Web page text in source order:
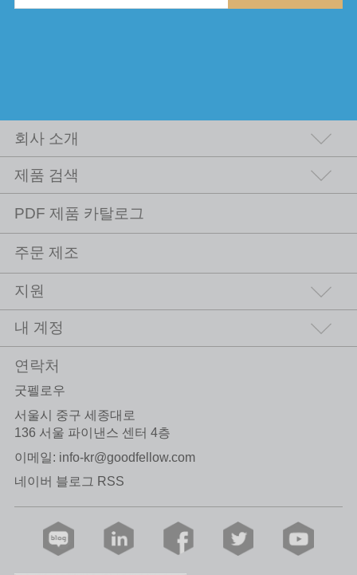
회사 소개
제품 검색
PDF 제품 카탈로그
주문 제조
지원
내 계정
연락처
굿펠로우
서울시 중구 세종대로
136 서울 파이낸스 센터 4층
이메일: info-kr@goodfellow.com
네이버 블로그 RSS